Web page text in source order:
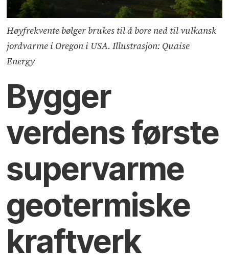
Høyfrekvente bølger brukes til å bore ned til vulkansk
jordvarme i Oregon i USA. Illustrasjon: Quaise
Energy
Bygger
verdens første
super­varme
geo­termiske
kraftverk